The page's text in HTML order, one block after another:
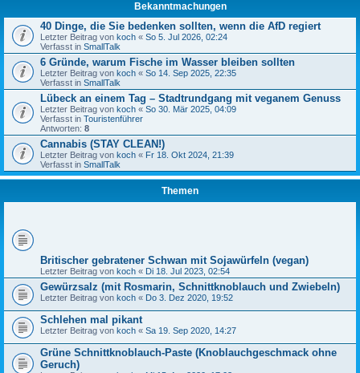
Bekanntmachungen
40 Dinge, die Sie bedenken sollten, wenn die AfD regiert
Letzter Beitrag von koch « So 5. Jul 2026, 02:24
Verfasst in SmallTalk
6 Gründe, warum Fische im Wasser bleiben sollten
Letzter Beitrag von koch « So 14. Sep 2025, 22:35
Verfasst in SmallTalk
Lübeck an einem Tag – Stadtrundgang mit veganem Genuss
Letzter Beitrag von koch « So 30. Mär 2025, 04:09
Verfasst in Touristenführer
Antworten: 8
Cannabis (STAY CLEAN!)
Letzter Beitrag von koch « Fr 18. Okt 2024, 21:39
Verfasst in SmallTalk
Themen
Britischer gebratener Schwan mit Sojawürfeln (vegan)
Letzter Beitrag von koch « Di 18. Jul 2023, 02:54
Gewürzsalz (mit Rosmarin, Schnittknoblauch und Zwiebeln)
Letzter Beitrag von koch « Do 3. Dez 2020, 19:52
Schlehen mal pikant
Letzter Beitrag von koch « Sa 19. Sep 2020, 14:27
Grüne Schnittknoblauch-Paste (Knoblauchgeschmack ohne
Geruch)